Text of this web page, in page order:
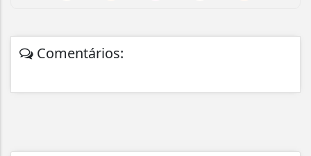
Comentários: